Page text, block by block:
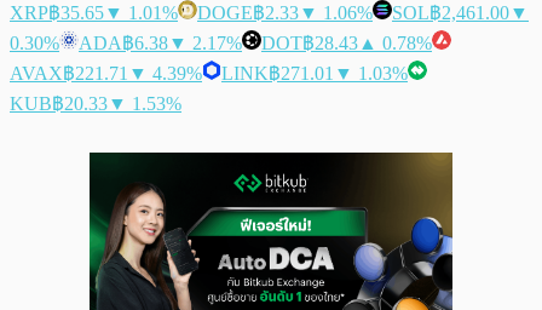
XRP฿35.65▼ 1.01% DOGE฿2.33▼ 1.06% SOL฿2,461.00▼
0.30%
ADA฿6.38▼ 2.17% DOT฿28.43 ▲ 0.78%
AVAX฿221.71 ▼ 4.39% LINK฿271.01 ▼ 1.03%
KUB฿20.33▼ 1.53%